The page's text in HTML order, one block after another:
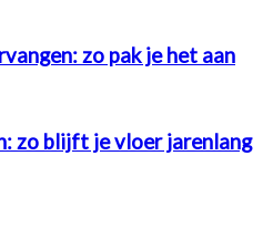
zo pak je het aan
zo blijft je vloer jarenlang